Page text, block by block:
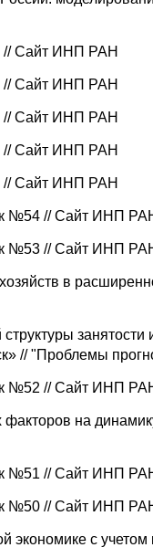
// Сайт ИНП РАН
// Сайт ИНП РАН
// Сайт ИНП РАН
// Сайт ИНП РАН
// Сайт ИНП РАН
№54 // Сайт ИНП
№53 // Сайт ИНП
в
// "Проблемы
№52 // Сайт ИНП
на
№51 // Сайт ИНП
№50 // Сайт ИНП
экономике с